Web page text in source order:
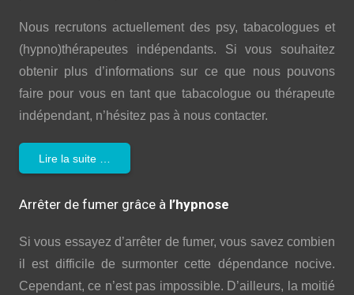
Nous recrutons actuellement des psy, tabacologues et
(hypno)thérapeutes indépendants. Si vous souhaitez
obtenir plus d’informations sur ce que nous pouvons
faire pour vous en tant que tabacologue ou thérapeute
indépendant, n’hésitez pas à nous contacter.
Lire la suite …
Arrêter de fumer grâce à l’hypnose
Si vous essayez d’arrêter de fumer, vous savez combien
il est difficile de surmonter cette dépendance nocive.
Cependant, ce n’est pas impossible. D’ailleurs, la moitié